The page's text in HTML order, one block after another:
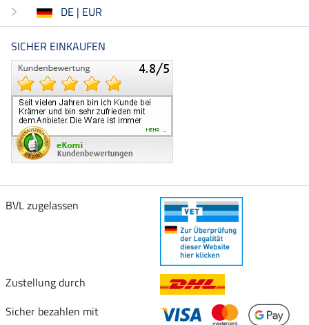
DE | EUR
SICHER EINKAUFEN
BVL zugelassen
Zustellung durch
Sicher bezahlen mit